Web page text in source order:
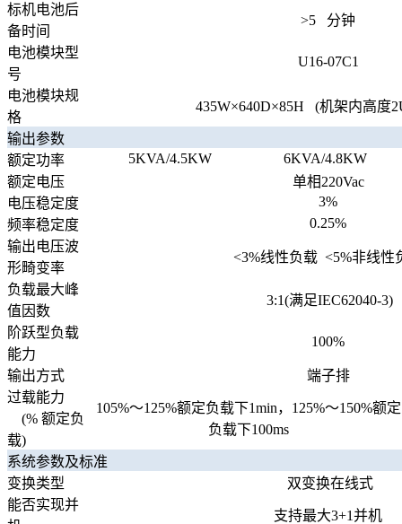
标机电池后
备时间
>5 分钟
电池模块型
号
U16-07C1
电池模块规
格
435W×640D×85H (机架内高度
输出参数
额定功率
5KVA/4.5KW
6KVA/4.8KW
额定电压
单相220Vac
电压稳定度
3%
频率稳定度
0.25%
输出电压波
形畸变率
<3%线性负载 <5%非线性
负载最大峰
值因数
3:1(满足IEC62040-3)
阶跃型负载
能力
100%
输出方式
端子排
过载能力
(% 额定负
载)
105%～125%额定负载下1min，125%～150%额定
负载下100ms
系统参数及标准
变换类型
双变换在线式
能否实现并
支持最大3+1并机